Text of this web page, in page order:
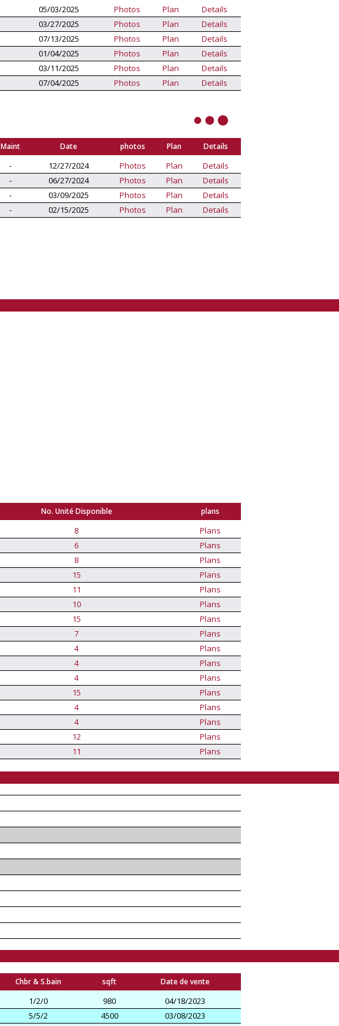
05/03/2025 Photos Plan
Details
03/27/2025 Photos Plan
Details
07/13/2025 Photos Plan
Details
01/04/2025 Photos Plan
Details
03/11/2025 Photos Plan
Details
07/04/2025 Photos Plan Details
Maint Date photos Plan Details
- 12/27/2024 Photos Plan
Details
- 06/27/2024 Photos Plan
Details
- 03/09/2025 Photos Plan
Details
- 02/15/2025 Photos Plan Details
No. Unité Disponible plans
8
Plans
6
Plans
8
Plans
15
Plans
11
Plans
10
Plans
15
Plans
7
Plans
4
Plans
4
Plans
4
Plans
15
Plans
4
Plans
4
Plans
12
Plans
11 Plans
Chbr & S.bain sqft Date de vente
1/2/0 980
04/18/2023
5/5/2 4500
03/08/2023